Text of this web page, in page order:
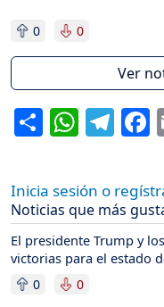
0 0
Ver
Share
Inicia sesión o
Noticias que más
El presidente Trump y
victorias para el estado
0 0